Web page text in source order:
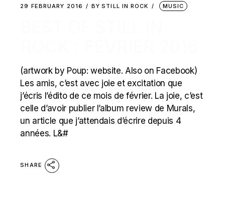
29 FEBRUARY 2016 BY STILL IN ROCK MUSIC
(artwork by Poup: website. Also on Facebook)
Les amis, c’est avec joie et excitation que
j’écris l’édito de ce mois de février. La joie, c’est
celle d’avoir publier l’album review de Murals,
un article que j’attendais d’écrire depuis 4
années. L&#
SHARE